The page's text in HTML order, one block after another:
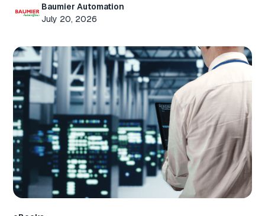
Baumier Automation
July 20, 2026